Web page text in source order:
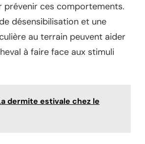
prévenir ces comportements.
désensibilisation et une
au terrain peuvent aider
à faire face aux stimuli
dermite estivale chez le